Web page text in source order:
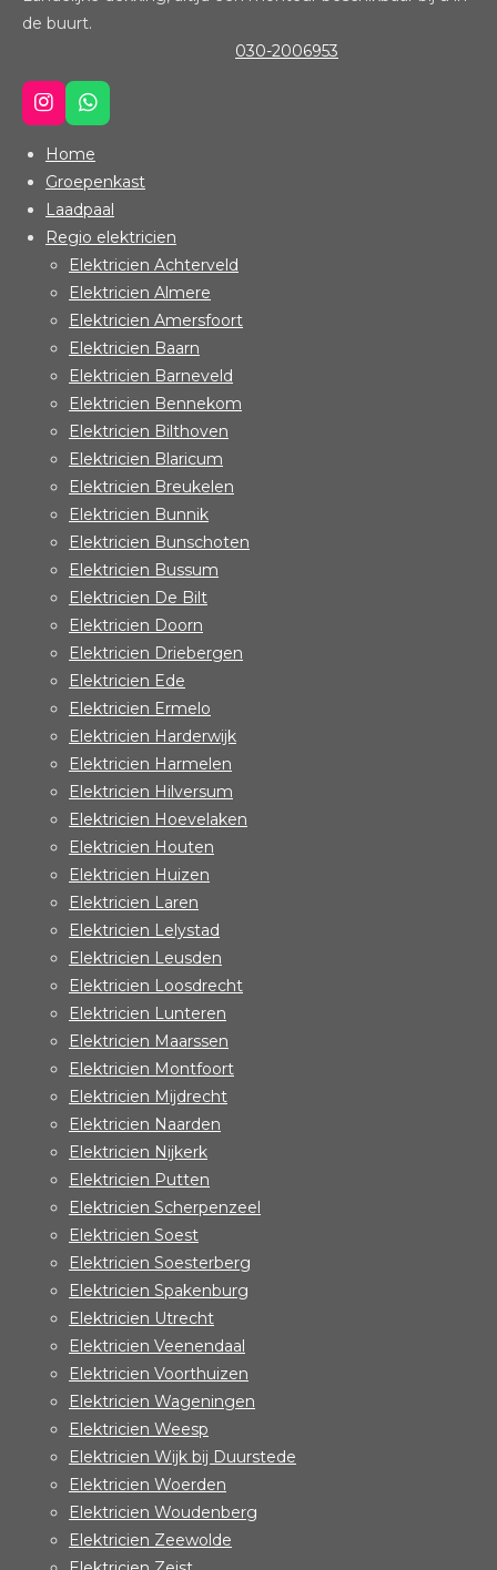
de buurt.
030-2006953
I
n
s
t
a
g
r
a
m
W
h
a
s
A
p
p
Home
Groepenkast
Laadpaal
Regio elektricien
Elektricien Achterveld
Elektricien Almere
Elektricien Amersfoort
Elektricien Baarn
Elektricien Barneveld
Elektricien Bennekom
Elektricien Bilthoven
Elektricien Blaricum
Elektricien Breukelen
Elektricien Bunnik
Elektricien Bunschoten
Elektricien Bussum
Elektricien De Bilt
Elektricien Doorn
Elektricien Driebergen
Elektricien Ede
Elektricien Ermelo
Elektricien Harderwijk
Elektricien Harmelen
Elektricien Hilversum
Elektricien Hoevelaken
Elektricien Houten
Elektricien Huizen
Elektricien Laren
Elektricien Lelystad
Elektricien Leusden
Elektricien Loosdrecht
Elektricien Lunteren
Elektricien Maarssen
Elektricien Montfoort
Elektricien Mijdrecht
Elektricien Naarden
Elektricien Nijkerk
Elektricien Putten
Elektricien Scherpenzeel
Elektricien Soest
Elektricien Soesterberg
Elektricien Spakenburg
Elektricien Utrecht
Elektricien Veenendaal
Elektricien Voorthuizen
Elektricien Wageningen
Elektricien Weesp
Elektricien Wijk bij Duurstede
Elektricien Woerden
Elektricien Woudenberg
Elektricien Zeewolde